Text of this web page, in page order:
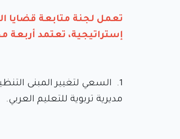
تعمل لجنة متابعة قضايا
إستراتيجية، تعتمد أربعة
1. السعي لتغيير المبنى
مديرية تربوية للتعليم العربي.